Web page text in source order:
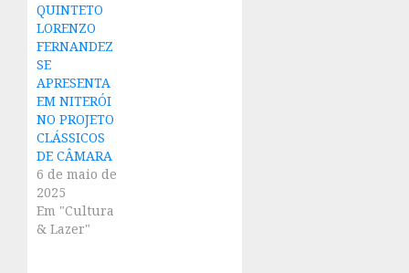
QUINTETO
LORENZO
FERNANDEZ
SE
APRESENTA
EM NITERÓI
NO PROJETO
CLÁSSICOS
DE CÂMARA
6 de maio de
2025
Em "Cultura
& Lazer"